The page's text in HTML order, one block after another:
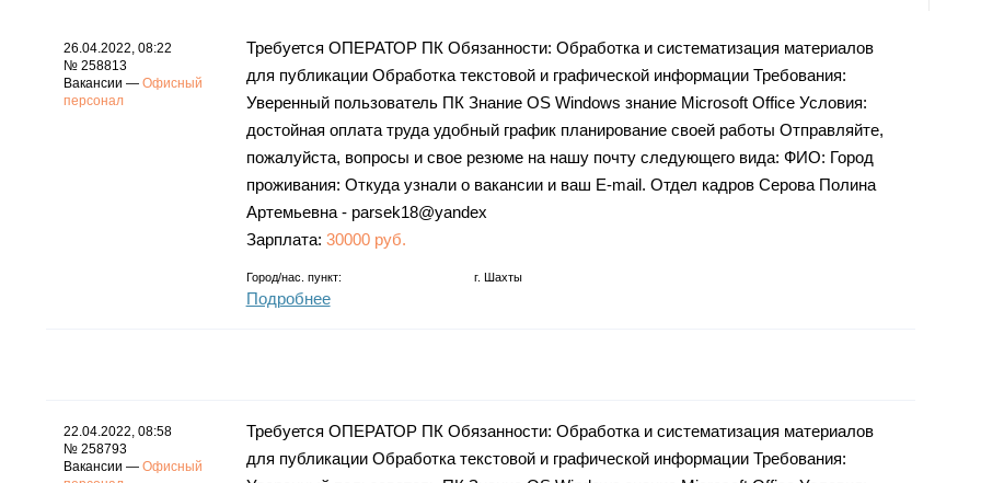
26.04.2022, 08:22
№ 258813
Вакансии — Офисный
персонал
Требуется ОПЕРАТОР ПК Обязанности: Обработка и систематизация материалов
для публикации Обработка текстовой и графической информации Требования:
Уверенный пользователь ПК Знание OS Windows знание Microsoft Office Условия:
достойная оплата труда удобный график планирование своей работы Отправляйте,
пожалуйста, вопросы и свое резюме на нашу почту следующего вида: ФИО: Город
проживания: Откуда узнали о вакансии и ваш E-mail. Отдел кадров Серова Полина
Артемьевна - parsek18@yandex
Зарплата: 30000 руб.
Город/нас. пункт: г. Шахты
Подробнее
22.04.2022, 08:58
№ 258793
Вакансии — Офисный
Требуется ОПЕРАТОР ПК Обязанности: Обработка и систематизация материалов
для публикации Обработка текстовой и графической информации Требования: